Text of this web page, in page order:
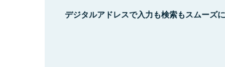
デジタルアドレスで入力も検索もスムーズ